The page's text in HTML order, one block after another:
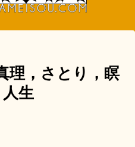
理，さとり，瞑
生